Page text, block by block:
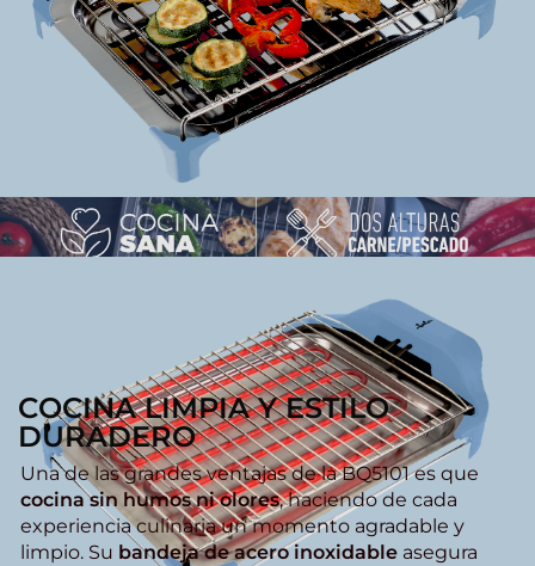
COCINA LIMPIA Y ESTILO
DURADERO
Una de las grandes ventajas de la BQ5101 es que
cocina sin humos ni olores, haciendo de cada
experiencia culinaria un momento agradable y
limpio. Su bandeja de acero inoxidable asegura